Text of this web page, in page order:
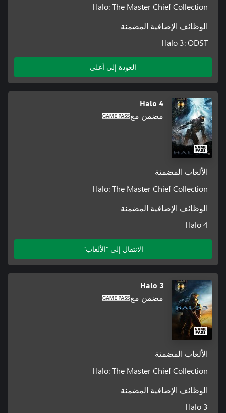
Halo: The Master Chief Collection
الوظائف الإضافية المضمنة
Halo 3: ODST
العودة إلى أعلى
Halo 4
مضمن مع
الألعاب المضمنة
Halo: The Master Chief Collection
الوظائف الإضافية المضمنة
Halo 4
الانتقال إلى "الألعاب"
Halo 3
مضمن مع
الألعاب المضمنة
Halo: The Master Chief Collection
الوظائف الإضافية المضمنة
Halo 3